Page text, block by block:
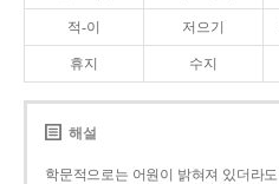
적-이 저으기
휴지 수지
해설
학문적으로는 어원이 밝혀져 있더라